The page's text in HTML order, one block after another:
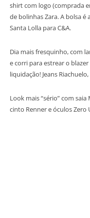
shirt com logo (comprada
de bolinhas Zara. A bolsa é
Santa Lolla para C&A.
Dia mais fresquinho, com
e corri para estrear o
liquidação! Jeans
Look mais “sério” com
cinto Renner e óculos Zero